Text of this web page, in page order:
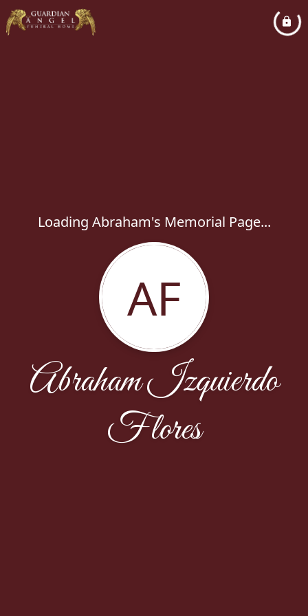
Loading Abraham's Memorial Page...
AF
Abraham Izquierdo
Flores